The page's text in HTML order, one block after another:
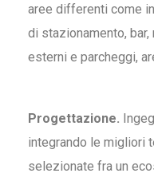
aree differenti come
di stazionamento,
esterni e parcheggi,
Progettazione.
integrando le migliori
selezionate fra un